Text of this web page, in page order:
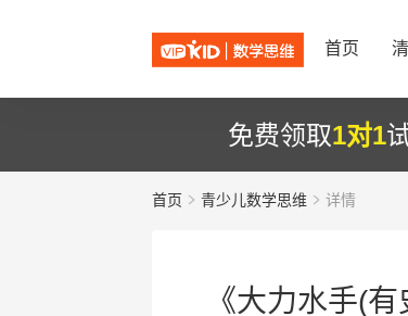
首页
免费领取1对1
首页 青少儿数学思维 详情
《大力水手(